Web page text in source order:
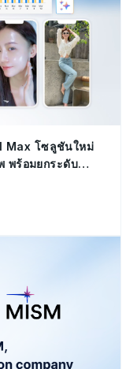
Max โซลูชันใหม่
พร้อมยกระดับ